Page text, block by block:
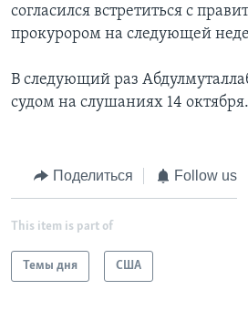
согласился встретиться с
прокурором на следующей
В следующий раз
судом на слушаниях 14 октября.
Поделиться Follow us
This item is part of
Темы дня США